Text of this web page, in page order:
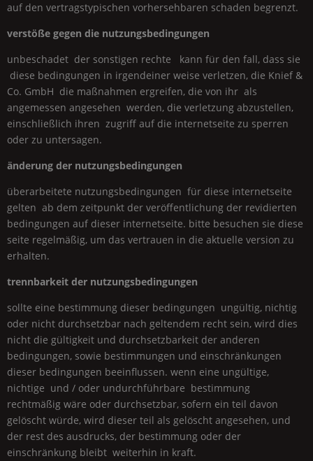
auf den vertragstypischen vorhersehbaren schaden begrenzt.
verstöße gegen die nutzungsbedingungen
unbeschadet der sonstigen rechte kann für den fall, dass sie
diese bedingungen in irgendeiner weise verletzen, die Knief &
Co. GmbH die maßnahmen ergreifen, die von ihr als
angemessen angesehen werden, die verletzung abzustellen,
einschließlich ihren zugriff auf die internetseite zu sperren
oder zu untersagen.
änderung der nutzungsbedingungen
überarbeitete nutzungsbedingungen für diese internetseite
gelten ab dem zeitpunkt der veröffentlichung der revidierten
bedingungen auf dieser internetseite. bitte besuchen sie diese
seite regelmäßig, um das vertrauen in die aktuelle version zu
erhalten.
trennbarkeit der nutzungsbedingungen
sollte eine bestimmung dieser bedingungen ungültig, nichtig
oder nicht durchsetzbar nach geltendem recht sein, wird dies
nicht die gültigkeit und durchsetzbarkeit der anderen
bedingungen, sowie bestimmungen und einschränkungen
dieser bedingungen beeinflussen. wenn eine ungültige,
nichtige und / oder undurchführbare bestimmung
rechtmäßig wäre oder durchsetzbar, sofern ein teil davon
gelöscht würde, wird dieser teil als gelöscht angesehen, und
der rest des ausdrucks, der bestimmung oder der
einschränkung bleibt weiterhin in kraft.